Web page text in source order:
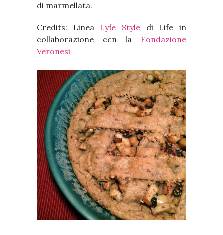
di marmellata.
Credits: Linea Lyfe Style di Life in
collaborazione con la Fondazione
Veronesi